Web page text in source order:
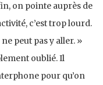
on pointe auprès de
c’est trop lourd.
ne peut pas y aller. »
oublié. Il
pour qu’on